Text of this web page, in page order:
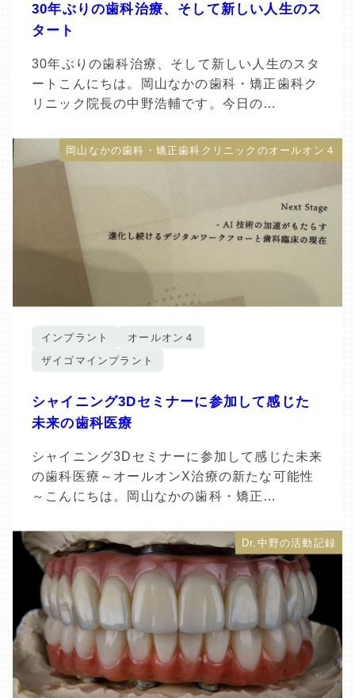
30年ぶりの歯科治療、そして新しい人生のス
タート
30年ぶりの歯科治療、そして新しい人生のスタ
ートこんにちは。岡山なかの歯科・矯正歯科ク
リニック院長の中野浩輔です。今日の…
岡山なかの歯科・矯正歯科クリニックのオールオン４
インプラント
オールオン４
ザイゴマインプラント
シャイニング3Dセミナーに参加して感じた
未来の歯科医療
シャイニング3Dセミナーに参加して感じた未来
の歯科医療～オールオンX治療の新たな可能性
～こんにちは。岡山なかの歯科・矯正…
Dr.中野の活動記録